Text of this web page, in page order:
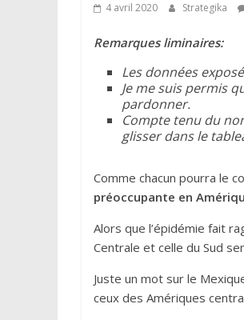
4 avril 2020 Strategika
Remarques liminaires:
Les données
Je me suis permis
pardonner.
Compte tenu du
glisser dans le
Comme chacun pourra le
préoccupante en
Alors que l’épidémie fait
Centrale et celle du Sud
Juste un mot sur le
ceux des Amériques